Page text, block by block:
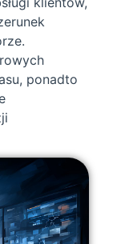
ponadto